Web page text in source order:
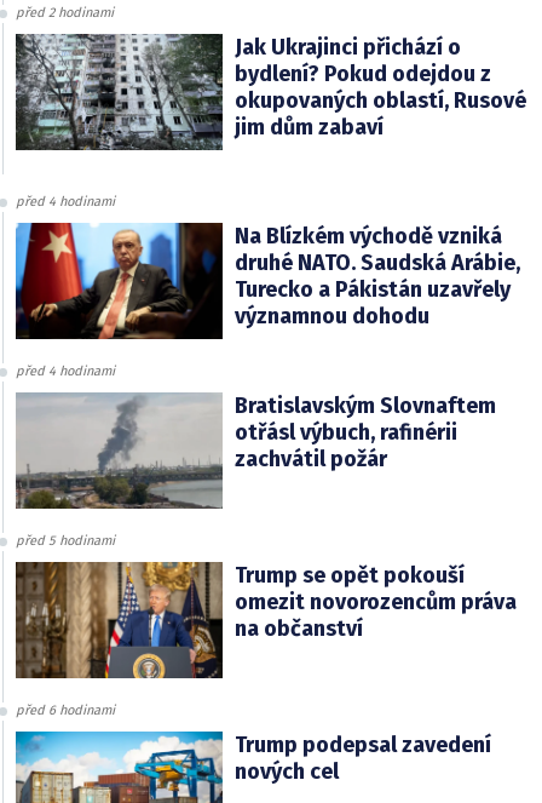
před 2 hodinami
Jak Ukrajinci přichází o
bydlení? Pokud odejdou z
okupovaných oblastí, Rusové
jim dům zabaví
před 4 hodinami
Na Blízkém východě vzniká
druhé NATO. Saudská Arábie,
Turecko a Pákistán uzavřely
významnou dohodu
před 4 hodinami
Bratislavským Slovnaftem
otřásl výbuch, rafinérii
zachvátil požár
před 5 hodinami
Trump se opět pokouší
omezit novorozencům práva
na občanství
před 6 hodinami
Trump podepsal zavedení
nových cel